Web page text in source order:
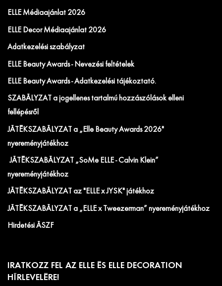
ELLE Médiaajánlat 2026
ELLE Decor Médiaajánlat 2026
Adatkezelési szabályzat
ELLE Beauty Awards - Nevezési feltételek
ELLE Beauty Awards - Adatkezelési tájékoztató.
SZABÁLYZAT a jogellenes tartalmú hozzászólások elleni
fellépésről
JÁTÉKSZABÁLYZAT a „Elle Beauty Awards 2026"
nyereményjátékhoz
JÁTÉKSZABÁLYZAT „SoMe ELLE - Calvin Klein”
nyereményjátékhoz
JÁTÉKSZABÁLYZAT az "ELLE x JYSK" játékhoz
JÁTÉKSZABÁLYZAT a „ELLE x Tweezerman” nyereményjátékhoz
Hirdetési ÁSZF
IRATKOZZ FEL AZ ELLE ÉS ELLE DECORATION
HÍRLEVELÉRE!